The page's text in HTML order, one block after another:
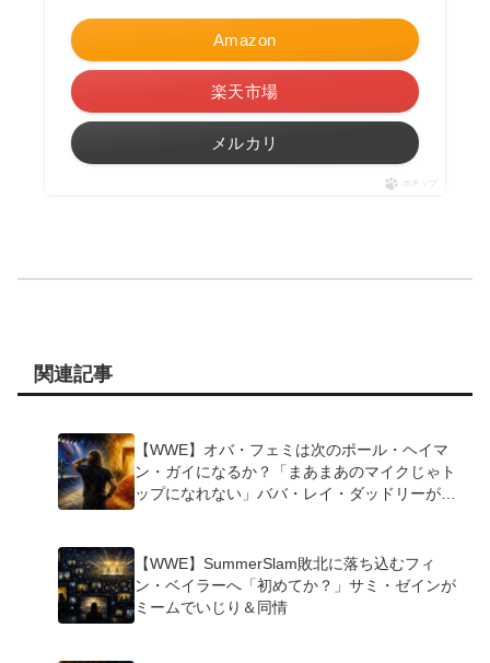
Amazon
楽天市場
メルカリ
ポチップ
関連記事
【WWE】オバ・フェミは次のポール・ヘイマ
ン・ガイになるか？「まあまあのマイクじゃト
ップになれない」ババ・レイ・ダッドリーが指
【WWE】SummerSlam敗北に落ち込むフィ
ン・ベイラーへ「初めてか？」サミ・ゼインが
ミームでいじり＆同情